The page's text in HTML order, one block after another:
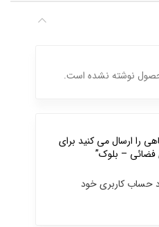
نوشته نشده است.
را ارسال می کنید برای
حساب کاربری خود